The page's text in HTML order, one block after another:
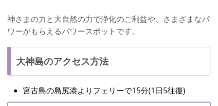
神さまの力と大自然の力で浄化のご利益や、さまざまなパ
ワーがもらえるパワースポットです。
大神島のアクセス方法
宮古島の島尻港よりフェリーで15分(1日5往復)